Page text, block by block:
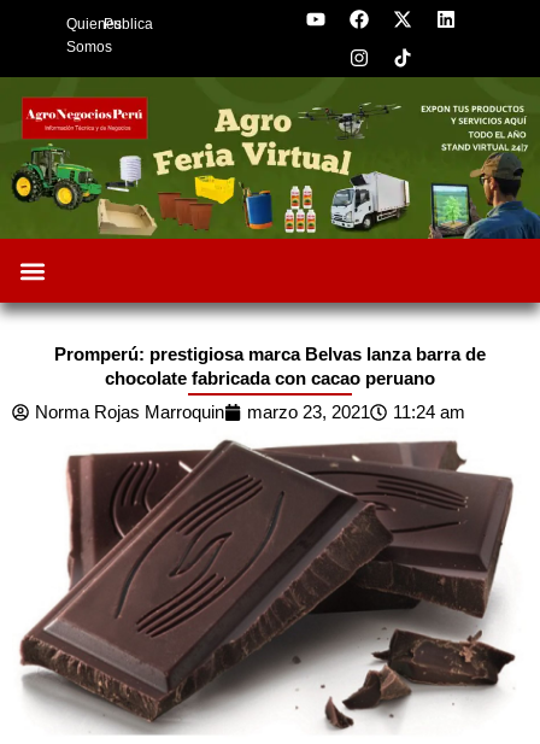
Quienes
Somos
Publica
Y
o
b
e
F
a
c
e
o
o
k
X
-
t
w
t
L
i
d
n
I
n
s
t
g
r
a
Promperú: prestigiosa marca Belvas lanza barra de
chocolate fabricada con cacao peruano
Norma Rojas Marroquin
marzo 23, 2021 11:24 am